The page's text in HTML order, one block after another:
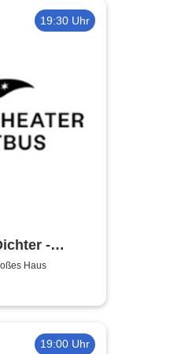
19:30 Uhr
-
Haus
19:00 Uhr